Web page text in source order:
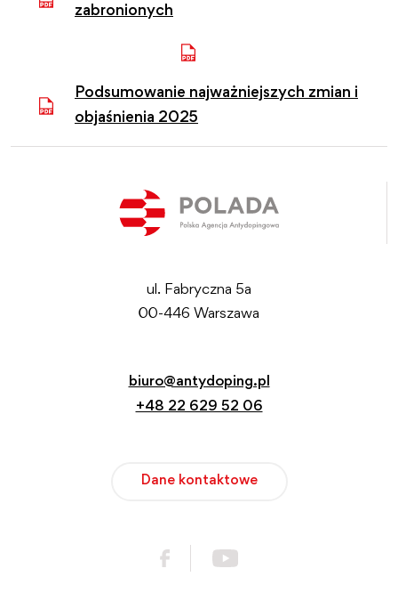
zabronionych
Podsumowanie najważniejszych zmian i
objaśnienia 2025
ul. Fabryczna 5a
00-446 Warszawa
biuro@antydoping.pl
+48 22 629 52 06
Dane kontaktowe